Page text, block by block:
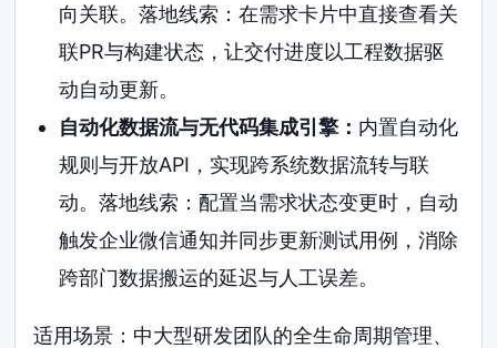
向关联。落地线索：在需求卡片中直接查看关
联PR与构建状态，让交付进度以工程数据驱
动自动更新。
自动化数据流与无代码集成引擎： 内置自动化
规则与开放API，实现跨系统数据流转与联
动。落地线索：配置当需求状态变更时，自动
触发企业微信通知并同步更新测试用例，消除
跨部门数据搬运的延迟与人工误差。
适用场景：中大型研发团队的全生命周期管理、